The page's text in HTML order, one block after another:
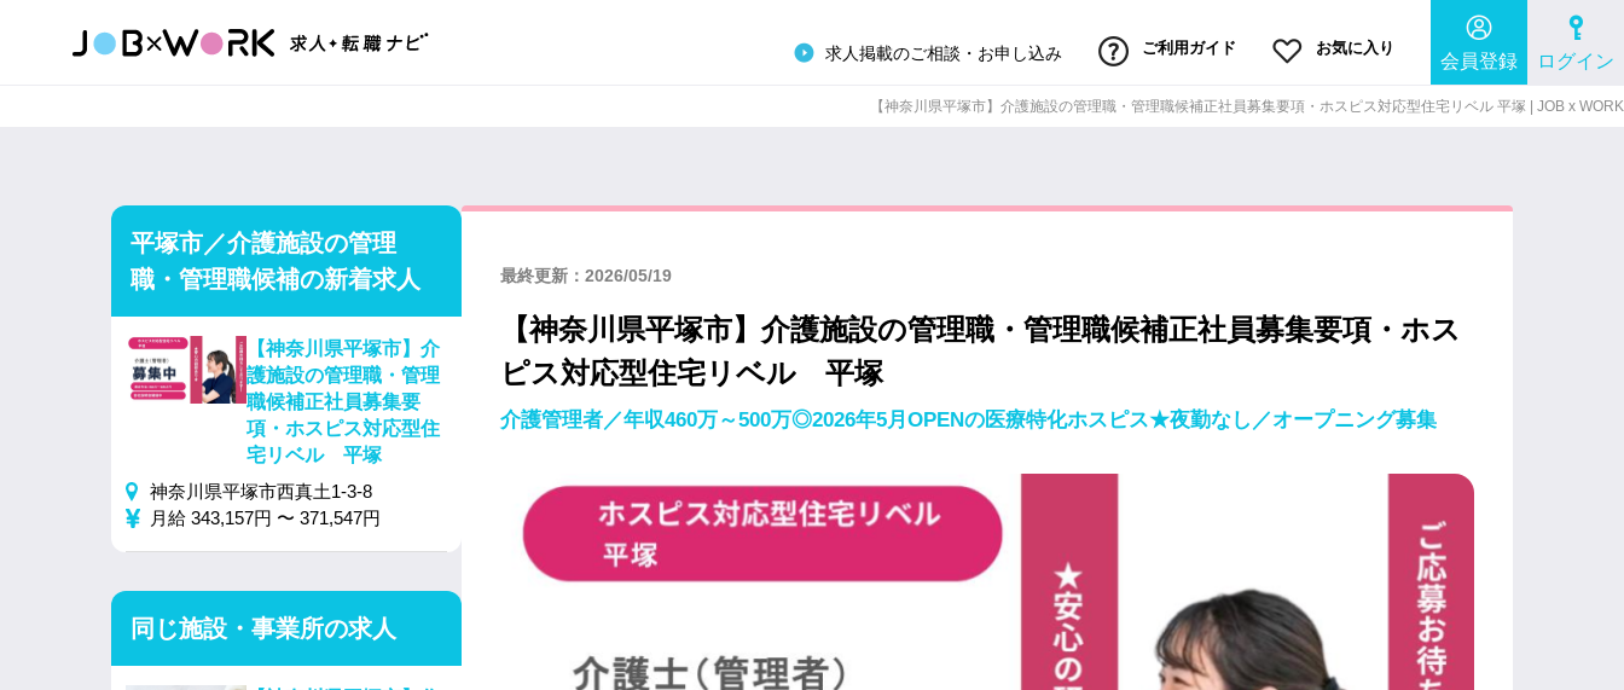
求人掲載のご相談・お申し込み ご利用ガイド お気に入り
会員登録 ログイン
【神奈川県平塚市】介護施設の管理職・管理職候補正社員募集要項・ホスピス対応型住宅リベル 平塚 | JOB x WORK
最終更新：2026/05/19
【神奈川県平塚市】介護施設の管理職・管理職候補正社員募集要項・ホス
ピス対応型住宅リベル 平塚
介護管理者／年収460万～500万◎2026年5月OPENの医療特化ホスピス★夜勤なし／オープニング募集
平塚市／介護施設の管理
職・管理職候補の新着求人
【神奈川県平塚市】介
護施設の管理職・管理
職候補正社員募集要
項・ホスピス対応型住
宅リベル 平塚
神奈川県平塚市西真土1-3-8
月給 343,157円 〜 371,547円
同じ施設・事業所の求人